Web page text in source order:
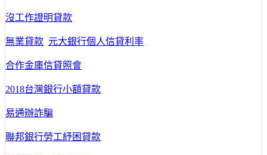
沒工作證明貸款
無業貸款 元大銀行個人信貸利率
合作金庫信貸照會
2018台灣銀行小額貸款
易通辦詐騙
聯邦銀行勞工紓困貸款